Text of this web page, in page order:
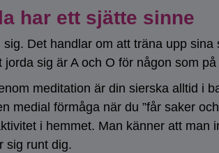
har ett sjätte sinne
Det handlar om att träna upp
sig är A och O för någon som
meditation är din sierska alltid i
medial förmåga när du ”får saker
i hemmet. Man känner att man
sig runt dig.